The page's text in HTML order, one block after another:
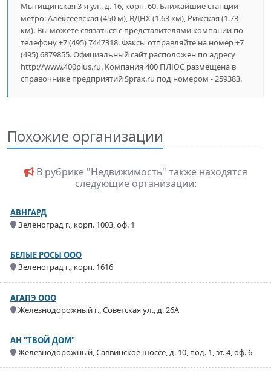
Мытищинская 3-я ул., д. 16, корп. 60. Ближайшие станции
метро: Алексеевская (450 м), ВДНХ (1.63 км), Рижская (1.73
км). Вы можете связаться с представителями компании по
телефону +7 (495) 7447318. Факсы отправляйте на номер +7
(495) 6879855. Официальный сайт расположен по адресу
http://www.400plus.ru. Компания 400 ПЛЮС размещена в
справочнике предприятий Sprax.ru под номером - 259383.
Похожие организации
В рубрике "Недвижимость" также находятся
следующие организации:
АВНГАРД
Зеленоград г., корп. 1003, оф. 1
БЕЛЫЕ РОСЫ ООО
Зеленоград г., корп. 1616
АГАПЭ ООО
Железнодорожный г., Советская ул., д. 26А
АН "ТВОЙ ДОМ"
Железнодорожный, Саввинское шоссе, д. 10, под. 1, эт. 4, оф. 6